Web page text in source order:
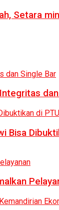
Setara
Bisa